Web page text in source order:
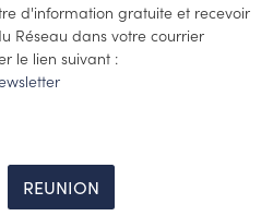
d'information gratuite et recevoir
Réseau dans votre courrier
le lien suivant :
REUNION